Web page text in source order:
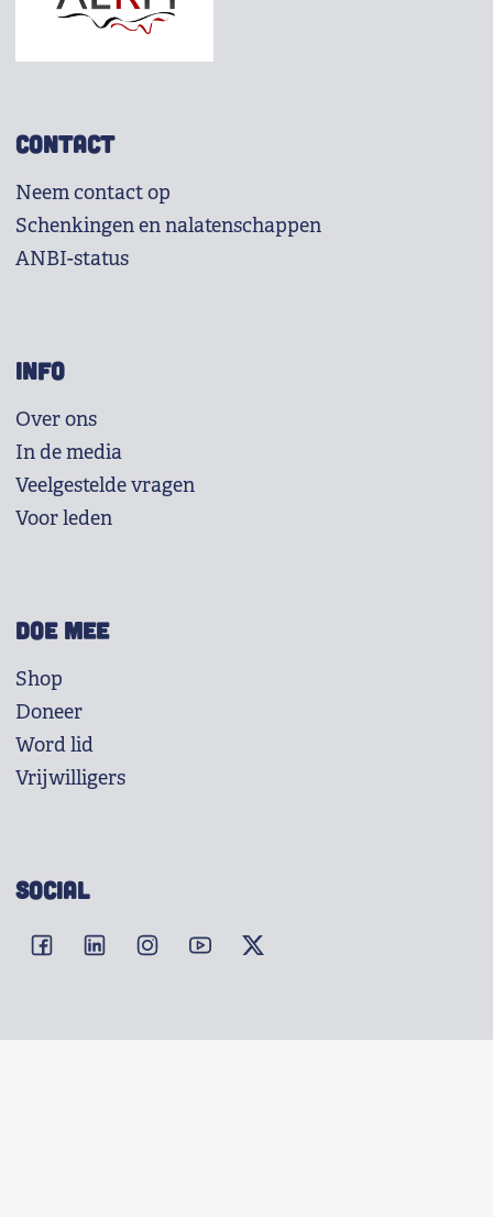
CONTACT
Neem contact op
Schenkingen en nalatenschappen
ANBI-status
INFO
Over ons
In de media
Veelgestelde vragen
Voor leden
DOE MEE
Shop
Doneer
Word lid
Vrijwilligers
SOCIAL